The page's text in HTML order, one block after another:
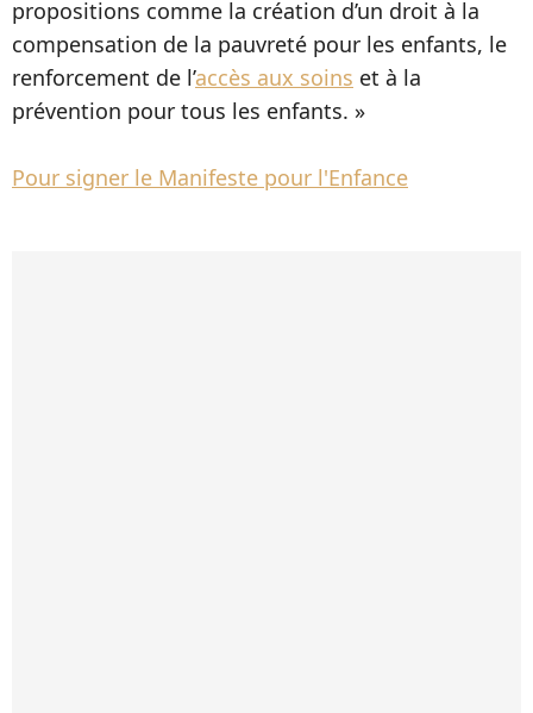
propositions comme la création d’un droit à la
compensation de la pauvreté pour les enfants, le
renforcement de l’accès aux soins et à la
prévention pour tous les enfants. »
Pour signer le Manifeste pour l'Enfance